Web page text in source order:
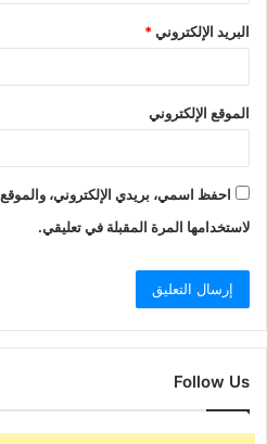
البريد الإلكتروني*
الموقع الإلكتروني
احفظ اسمي، بريدي الإلكتروني،
لاستخدامها المرة المقبلة في تعليقي.
Follow Us